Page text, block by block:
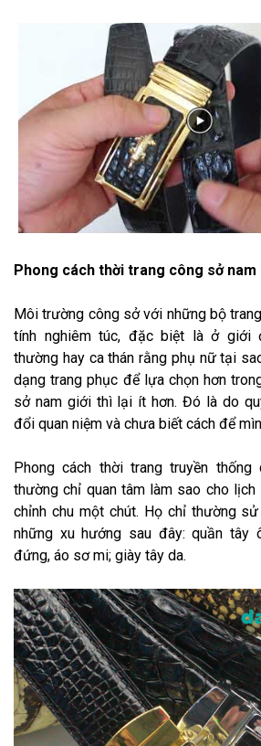
Phong cách thời trang công sở nam
Môi trường công sở với những bộ
tính nghiêm túc, đặc biệt là ở giới
thường hay ca thán rằng phụ nữ tại
dạng trang phục để lựa chọn hơn
sở nam giới thì lại ít hơn. Đó là do
đổi quan niệm và chưa biết cách để
Phong cách thời trang truyền
thường chỉ quan tâm làm sao cho
chỉnh chu một chút. Họ chỉ thường
những xu hướng sau đây: quần tây
đứng, áo sơ mi; giày tây da.